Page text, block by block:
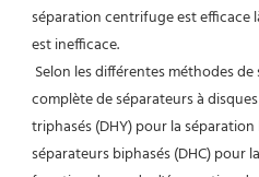
séparation centrifuge est efficace
est inefficace.
complète de séparateurs à
triphasés (DHY) pour la
séparateurs biphasés (DHC) pour